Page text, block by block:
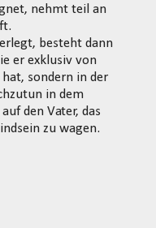
nehmt teil an
besteht dann
er exklusiv von
sondern in der
in dem
den Vater, das
zu wagen.